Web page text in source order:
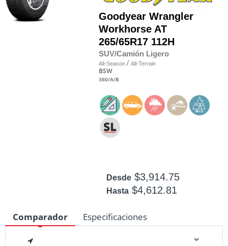
Goodyear Wrangler
Workhorse AT
265/65R17 112H
SUV/Camión Ligero
All-Season / All-Terrain
BSW
360/A/B
Desde $3,914.75
Hasta $4,612.81
Comparador Especificaciones